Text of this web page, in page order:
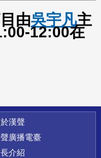
由吳宇凡主
12:00在
漢聲
廣播電臺
介紹